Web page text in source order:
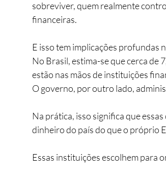
sobreviver, quem realmente
financeiras.
E isso tem implicações profundas
No Brasil, estima-se que cerca de
estão nas mãos de instituições
O governo, por outro lado,
Na prática, isso significa que
dinheiro do país do que o próprio
Essas instituições escolhem para